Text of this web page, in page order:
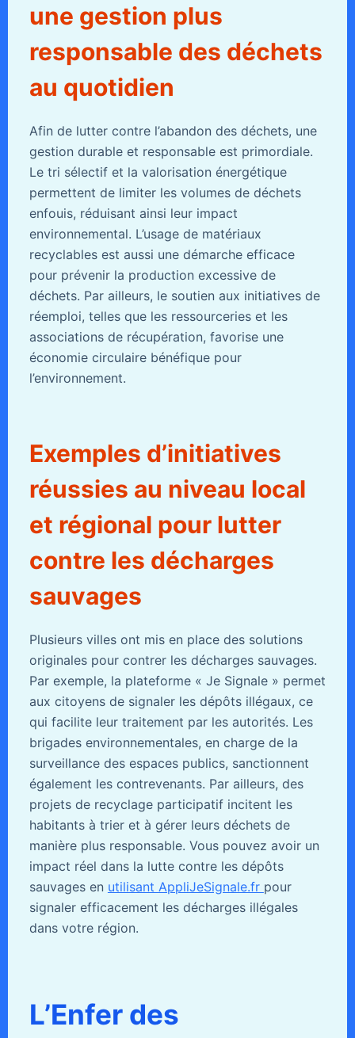
une gestion plus
responsable des déchets
au quotidien
Afin de lutter contre l’abandon des déchets, une
gestion durable et responsable est primordiale.
Le tri sélectif et la valorisation énergétique
permettent de limiter les volumes de déchets
enfouis, réduisant ainsi leur impact
environnemental. L’usage de matériaux
recyclables est aussi une démarche efficace
pour prévenir la production excessive de
déchets. Par ailleurs, le soutien aux initiatives de
réemploi, telles que les ressourceries et les
associations de récupération, favorise une
économie circulaire bénéfique pour
l’environnement.
Exemples d’initiatives
réussies au niveau local
et régional pour lutter
contre les décharges
sauvages
Plusieurs villes ont mis en place des solutions
originales pour contrer les décharges sauvages.
Par exemple, la plateforme « Je Signale » permet
aux citoyens de signaler les dépôts illégaux, ce
qui facilite leur traitement par les autorités. Les
brigades environnementales, en charge de la
surveillance des espaces publics, sanctionnent
également les contrevenants. Par ailleurs, des
projets de recyclage participatif incitent les
habitants à trier et à gérer leurs déchets de
manière plus responsable. Vous pouvez avoir un
impact réel dans la lutte contre les dépôts
sauvages en utilisant AppliJeSignale.fr pour
signaler efficacement les décharges illégales
dans votre région.
L’Enfer des